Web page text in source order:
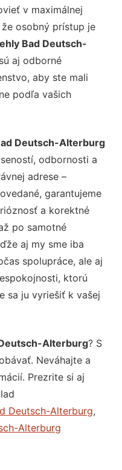
v maximálnej
osobný prístup je
Bad Deutsch-
aj odborné
aby ste mali
podľa vašich
Deutsch-Alterburg
odbornosti a
adrese –
garantujeme
a korektné
po samotné
aj my sme iba
spolupráce, ale aj
ktorú
sa ju vyriešiť k vašej
Alterburg? S
Neváhajte a
Prezrite si aj
Deutsch-Alterburg,
Alterburg